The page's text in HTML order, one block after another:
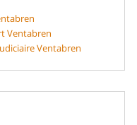
Ventabren
Ventabren